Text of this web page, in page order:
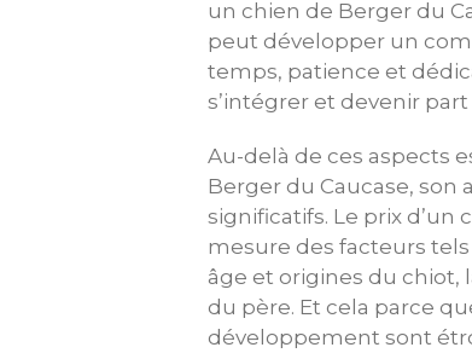
un chien de Berger du
peut développer un
temps, patience et
s’intégrer et devenir part
Au-delà de ces aspects
Berger du Caucase,
significatifs. Le prix
mesure des facteurs tels
âge et origines du chiot,
du père. Et cela parce
développement sont